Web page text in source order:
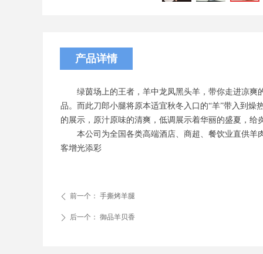
产品详情
绿茵场上的王者，羊中龙凤黑头羊，带你走进凉爽
品。而此刀郎小腿将原本适宜秋冬入口的“羊”带入到
的展示，原汁原味的清爽，低调展示着华丽的盛夏，给
本公司为全国各类高端酒店、商超、餐饮业直供羊
客增光添彩
ꄴ 前一个： 手撕烤羊腿
ꄲ 后一个： 御品羊贝香